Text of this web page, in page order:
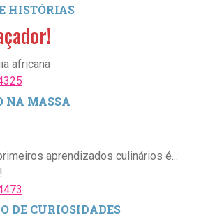
HISTÓRIAS
africana
NA MASSA
aprendizados culinários é...
DE CURIOSIDADES